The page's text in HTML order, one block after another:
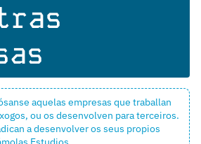
aquelas empresas que traballan
ou os desenvolven para terceiros.
a desenvolver os seus propios